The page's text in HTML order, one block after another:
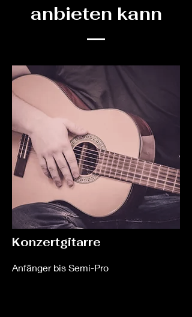
anbieten kann
Konzertgitarre
Anfänger bis Semi-Pro